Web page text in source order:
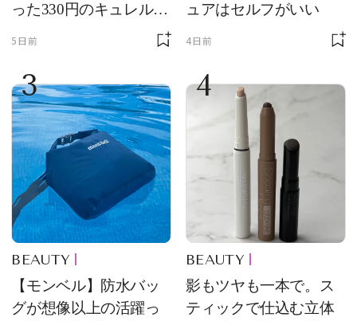
った330円のキュレル名
5日前
ュアはセルフがいい
4日前
3
BEAUTY
【モンベル】防水バッ
グが想像以上の活躍っ
4
BEAUTY
影もツヤも一本で。ス
ティックで仕込む立体